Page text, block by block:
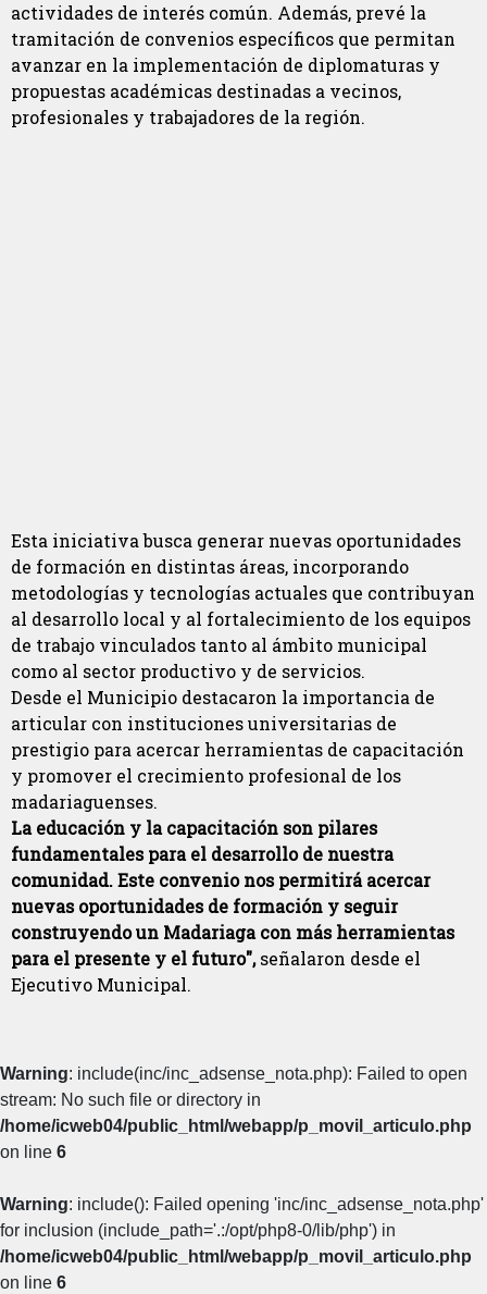
actividades de interés común. Además, prevé la
tramitación de convenios específicos que permitan
avanzar en la implementación de diplomaturas y
propuestas académicas destinadas a vecinos,
profesionales y trabajadores de la región.
Esta iniciativa busca generar nuevas oportunidades
de formación en distintas áreas, incorporando
metodologías y tecnologías actuales que contribuyan
al desarrollo local y al fortalecimiento de los equipos
de trabajo vinculados tanto al ámbito municipal
como al sector productivo y de servicios.
Desde el Municipio destacaron la importancia de
articular con instituciones universitarias de
prestigio para acercar herramientas de capacitación
y promover el crecimiento profesional de los
madariaguenses.
La educación y la capacitación son pilares
fundamentales para el desarrollo de nuestra
comunidad. Este convenio nos permitirá acercar
nuevas oportunidades de formación y seguir
construyendo un Madariaga con más herramientas
para el presente y el futuro",señalaron desde el
Ejecutivo Municipal.
Warning: include(inc/inc_adsense_nota.php): Failed to open
stream: No such file or directory in
/home/icweb04/public_html/webapp/p_movil_articulo.php
on line 6
Warning: include(): Failed opening 'inc/inc_adsense_nota.php'
for inclusion (include_path='.:/opt/php8-0/lib/php') in
/home/icweb04/public_html/webapp/p_movil_articulo.php
on line 6